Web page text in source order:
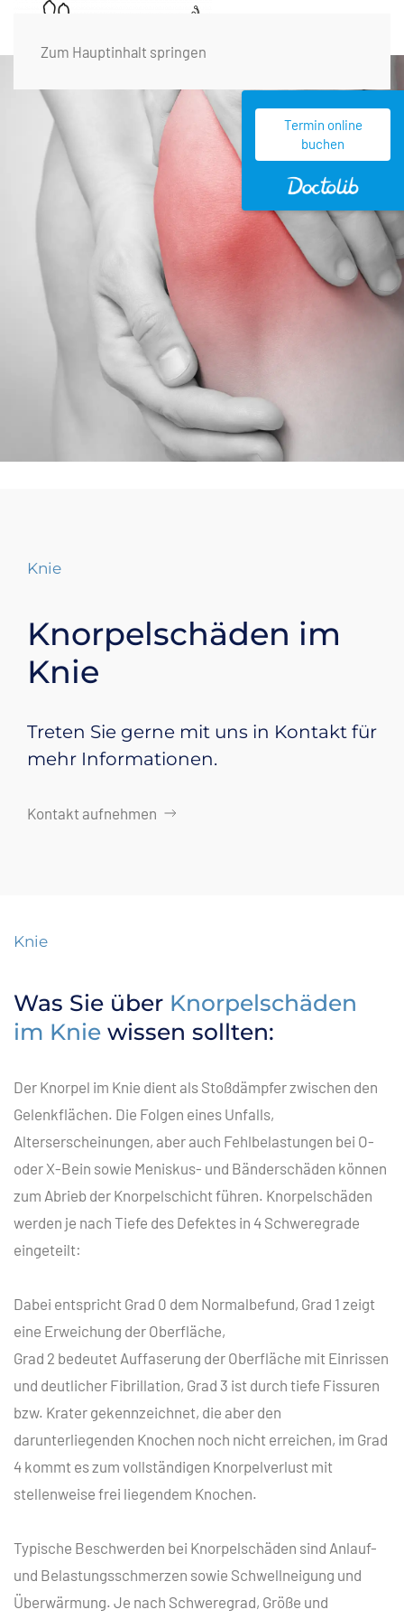
Termin online
buchen
Zum Hauptinhalt springen
Knie
Knorpelschäden im
Knie
Treten Sie gerne mit uns in Kontakt für
mehr Informationen.
Kontakt aufnehmen
Knie
Was Sie über Knorpelschäden
im Knie wissen sollten:
Der Knorpel im Knie dient als Stoßdämpfer zwischen den
Gelenkflächen. Die Folgen eines Unfalls,
Alterserscheinungen, aber auch Fehlbelastungen bei O-
oder X-Bein sowie Meniskus- und Bänderschäden können
zum Abrieb der Knorpelschicht führen. Knorpelschäden
werden je nach Tiefe des Defektes in 4 Schweregrade
eingeteilt:
Dabei entspricht Grad 0 dem Normalbefund, Grad 1 zeigt
eine Erweichung der Oberfläche,
Grad 2 bedeutet Auffaserung der Oberfläche mit Einrissen
und deutlicher Fibrillation, Grad 3 ist durch tiefe Fissuren
bzw. Krater gekennzeichnet, die aber den
darunterliegenden Knochen noch nicht erreichen, im Grad
4 kommt es zum vollständigen Knorpelverlust mit
stellenweise frei liegendem Knochen.
Typische Beschwerden bei Knorpelschäden sind Anlauf-
und Belastungsschmerzen sowie Schwellneigung und
Überwärmung. Je nach Schweregrad, Größe und